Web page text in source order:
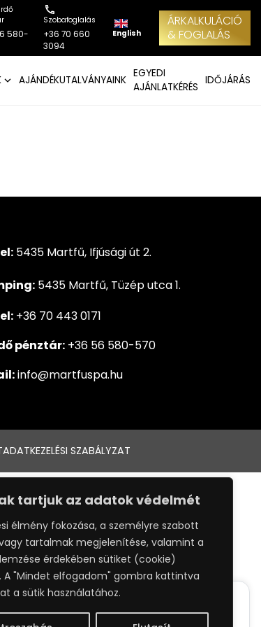
tartjuk az adatok védelmét
élmény fokozása, a személyre szabott
tartalmak megjelenítése, valamint a
érdekében sütiket (cookie)
A "Mindet elfogadom" gombra kattintva
a sütik használatához.
580-
Szobafoglalás
+36 70 660
3094
English
ÁRKALKULÁCIÓ
& FOGLALÁS
AJÁNDÉKUTALVÁNYAINK
EGYEDI
AJÁNLATKÉRÉS
IDŐJÁRÁS
5435 Martfű, Ifjúsági út 2.
5435 Martfű, Tüzép utca 1.
+36 70 443 0171
pénztár: +36 56 580-570
info@martfuspa.hu
ADATKEZELÉSI SZABÁLYZAT
around